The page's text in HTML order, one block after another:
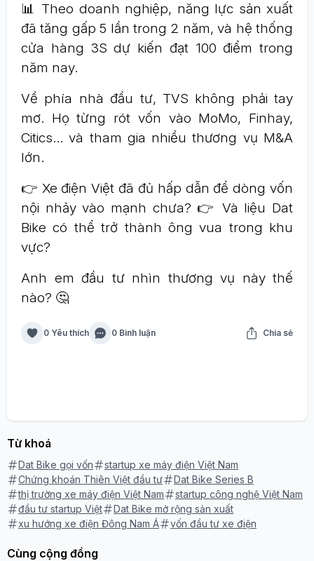
📊 Theo doanh nghiệp, năng lực sản xuất
đã tăng gấp 5 lần trong 2 năm, và hệ thống
cửa hàng 3S dự kiến đạt 100 điểm trong
năm nay.
Về phía nhà đầu tư, TVS không phải tay
mơ. Họ từng rót vốn vào MoMo, Finhay,
Citics… và tham gia nhiều thương vụ M&A
lớn.
👉 Xe điện Việt đã đủ hấp dẫn để dòng vốn
nội nhảy vào mạnh chưa? 👉 Và liệu Dat
Bike có thể trở thành ông vua trong khu
vực?
Anh em đầu tư nhìn thương vụ này thế
nào? 🤔
0 Yêu thích 0 Bình luận Chia sẻ
Từ khoá
Dat Bike gọi vốn
startup xe máy điện Việt Nam
Chứng khoán Thiên Việt đầu tư
Dat Bike Series B
thị trường xe máy điện Việt Nam
startup công nghệ Việt Nam
đầu tư startup Việt
Dat Bike mở rộng sản xuất
xu hướng xe điện Đông Nam Á
vốn đầu tư xe điện
Cùng cộng đồng